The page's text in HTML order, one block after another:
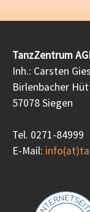
TanzZentrum
Inh.: Carsten
Birlenbacher
57078 Siegen
Tel. 0271-84999
E-Mail: